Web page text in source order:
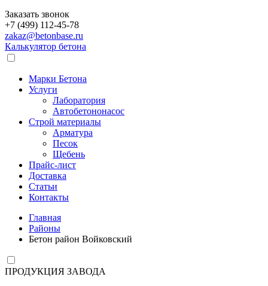
Заказать звонок
+7 (499) 112-45-78
zakaz@betonbase.ru
Калькулятор бетона
Марки Бетона
Услуги
Лаборатория
Автобетононасос
Строй материалы
Арматура
Песок
Щебень
Прайс-лист
Доставка
Статьи
Контакты
Главная
Районы
Бетон район Войковский
ПРОДУКЦИЯ ЗАВОДА